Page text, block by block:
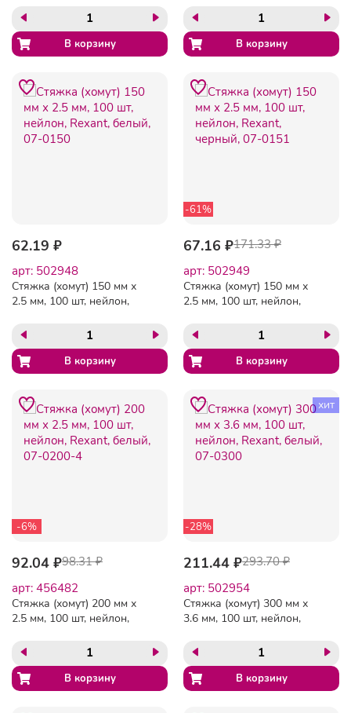
62.19 ₽
арт: 502948
Стяжка (хомут) 150 мм х
2.5 мм, 100 шт, нейлон,
-61%
67.16 ₽171.33 ₽
арт: 502949
Стяжка (хомут) 150 мм х
2.5 мм, 100 шт, нейлон,
-6%
92.04 ₽98.31 ₽
арт: 456482
Стяжка (хомут) 200 мм х
2.5 мм, 100 шт, нейлон,
-28%
хит
211.44 ₽293.70 ₽
арт: 502954
Стяжка (хомут) 300 мм х
3.6 мм, 100 шт, нейлон,